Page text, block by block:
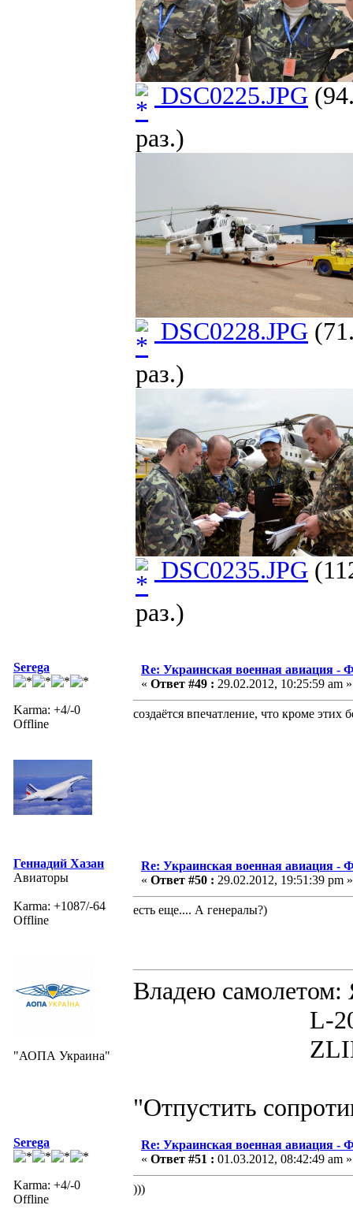
DSC0225.JPG
раз.)
DSC0228.JPG
раз.)
DSC0235.JPG
раз.)
Serega
Karma: +4/-0
Offline
Re: Украинская военная авиация -
« Ответ #49 : 29.02.2012, 10:25:59 am »
создаётся впечатление, что кроме
Геннадий Хазан
Авиаторы
Karma: +1087/-64
Offline
"АОПА Украина"
Re: Украинская военная авиация -
« Ответ #50 : 29.02.2012, 19:51:39 pm »
есть еще.... А генералы?)
Владею
L-200D
ZLIN 526
"Отпустить
Serega
Karma: +4/-0
Offline
Re: Украинская военная авиация -
« Ответ #51 : 01.03.2012, 08:42:49 am »
)))